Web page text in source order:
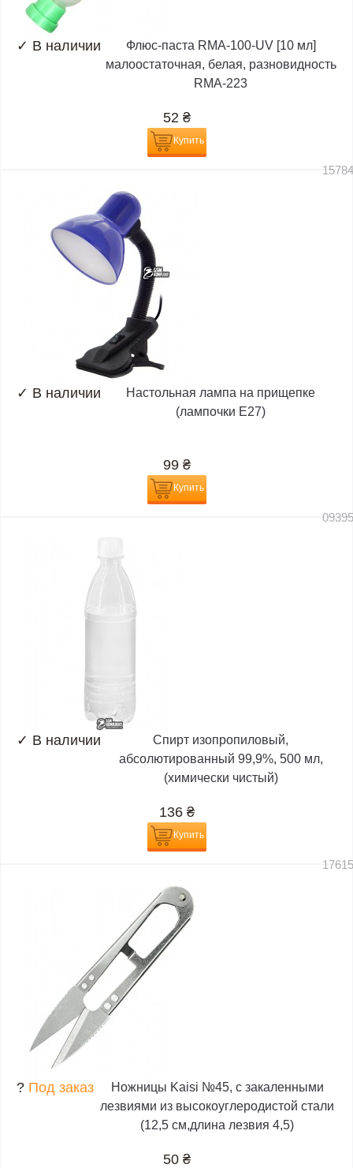
✓ В наличии
Флюс-паста RMA-100-UV [10 мл]
малоостаточная, белая, разновидность
RMA-223
52 ₴
Купить
✓ В наличии
Настольная лампа на прищепке
(лампочки E27)
99 ₴
Купить
✓ В наличии
Спирт изопропиловый,
абсолютированный 99,9%, 500 мл,
(химически чистый)
136 ₴
Купить
? Под заказ
Ножницы Kaisi №45, с закаленными
лезвиями из высокоуглеродистой стали
(12,5 см,длина лезвия 4,5)
50 ₴